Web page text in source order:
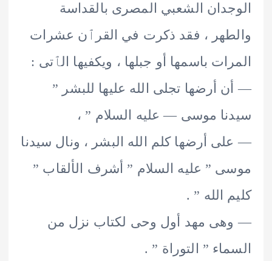
الشعبي المصرى بالقداسة
، فقد ذكرت في القرٱن عشرات
باسمها أو جبلها ، ويكفيها الٱتى :
أرضها تجلى الله عليها للبشر ”
موسى — عليه السلام ” ،
أرضها كلم الله البشر ، ونال سيدنا
” عليه السلام ” أشرف الألقاب ”
الله ” .
مهد أول وحى لكتاب نزل من
” التوراة ” .